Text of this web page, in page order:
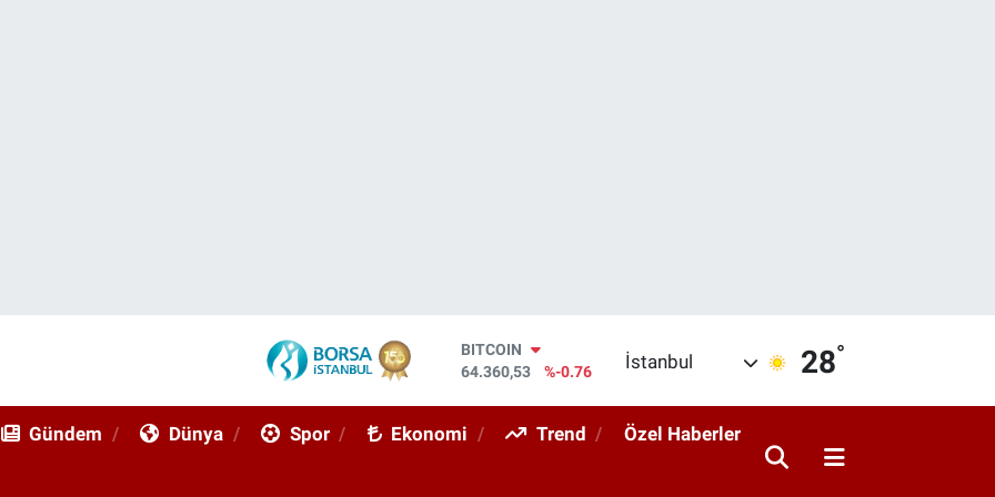
BITCOIN
64.360,53
%-0.76
EURO
İstanbul 28°
Gündem Dünya Spor Ekonomi Trend Özel Haberler